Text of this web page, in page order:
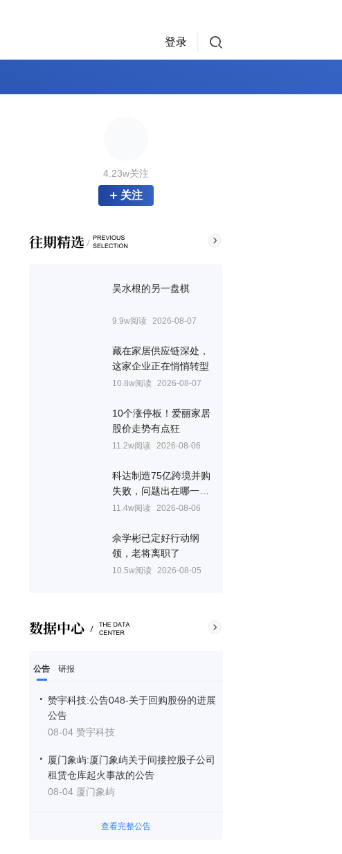
登录
4.23w关注
关注
吴水根的另一盘棋
9.9w阅读 2026-08-07
藏在家居供应链深处，
这家企业正在悄悄转型
10.8w阅读 2026-08-07
10个涨停板！爱丽家居
股价走势有点狂
11.2w阅读 2026-08-06
科达制造75亿跨境并购
失败，问题出在哪一
关？
11.4w阅读 2026-08-06
佘学彬已定好行动纲
领，老将离职了
10.5w阅读 2026-08-05
公告 研报
赞宇科技:公告048-关于回购股份的进展
公告
08-04 赞宇科技
厦门象屿:厦门象屿关于间接控股子公司
租赁仓库起火事故的公告
08-04 厦门象屿
查看完整公告